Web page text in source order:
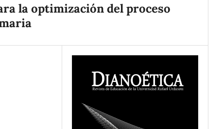
la optimización del proceso